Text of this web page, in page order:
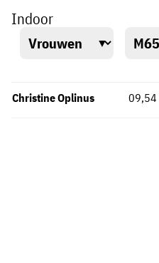
Indoor
Christine Oplinus 09,54